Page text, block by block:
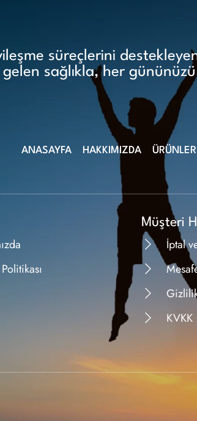
süreçlerini
sağlıkla, her
ANASAYFA HAKKIMIZDA
Müşteri
İptal
KVKK